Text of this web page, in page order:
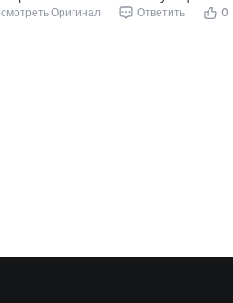
Оригинал Ответить 0